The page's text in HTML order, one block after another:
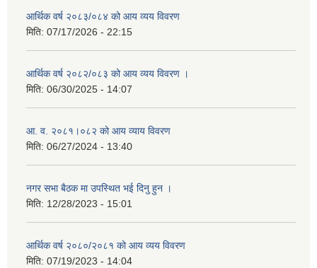
आर्थिक वर्ष २०८३/०८४ को आय व्यय विवरण
मिति: 07/17/2026 - 22:15
आर्थिक वर्ष २०८२/०८३ को आय व्यय विवरण ।
मिति: 06/30/2025 - 14:07
आ. व. २०८१।०८२ को आय व्याय विवरण
मिति: 06/27/2024 - 13:40
नगर सभा बैठक मा उपस्थित भई दिनु हुन ।
मिति: 12/28/2023 - 15:01
आर्थिक वर्ष २०८०/२०८१ को आय व्यय विवरण
मिति: 07/19/2023 - 14:04